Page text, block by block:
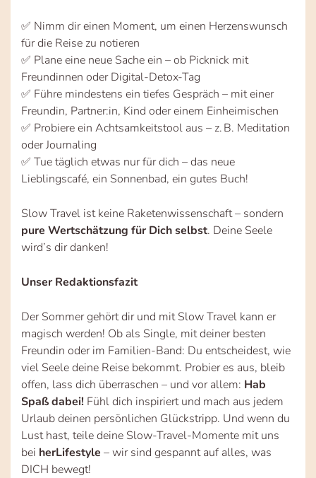
✅ Nimm dir einen Moment, um einen Herzenswunsch
für die Reise zu notieren
✅ Plane eine neue Sache ein – ob Picknick mit
Freundinnen oder Digital-Detox-Tag
✅ Führe mindestens ein tiefes Gespräch – mit einer
Freundin, Partner:in, Kind oder einem Einheimischen
✅ Probiere ein Achtsamkeitstool aus – z. B. Meditation
oder Journaling
✅ Tue täglich etwas nur für dich – das neue
Lieblingscafé, ein Sonnenbad, ein gutes Buch!
Slow Travel ist keine Raketenwissenschaft – sondern
pure Wertschätzung für Dich selbst. Deine Seele
wird’s dir danken!
Unser Redaktionsfazit
Der Sommer gehört dir und mit Slow Travel kann er
magisch werden! Ob als Single, mit deiner besten
Freundin oder im Familien-Band: Du entscheidest, wie
viel Seele deine Reise bekommt. Probier es aus, bleib
offen, lass dich überraschen – und vor allem: Hab
Spaß dabei! Fühl dich inspiriert und mach aus jedem
Urlaub deinen persönlichen Glückstripp. Und wenn du
Lust hast, teile deine Slow-Travel-Momente mit uns
bei herLifestyle – wir sind gespannt auf alles, was
DICH bewegt!